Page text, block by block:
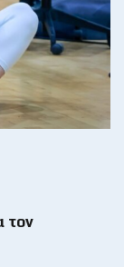
τον